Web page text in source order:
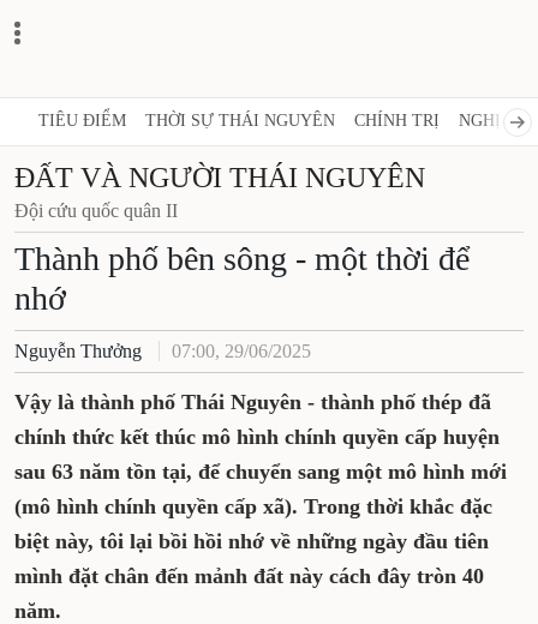
TIÊU ĐIỂM THỜI SỰ THÁI NGUYÊN CHÍNH TRỊ NGHỊ
ĐẤT VÀ NGƯỜI THÁI NGUYÊN
Đội cứu quốc quân II
Thành phố bên sông - một thời để
nhớ
Nguyễn Thưởng 07:00, 29/06/2025
Vậy là thành phố Thái Nguyên - thành phố thép đã
chính thức kết thúc mô hình chính quyền cấp huyện
sau 63 năm tồn tại, để chuyển sang một mô hình mới
(mô hình chính quyền cấp xã). Trong thời khắc đặc
biệt này, tôi lại bồi hồi nhớ về những ngày đầu tiên
mình đặt chân đến mảnh đất này cách đây tròn 40
năm.